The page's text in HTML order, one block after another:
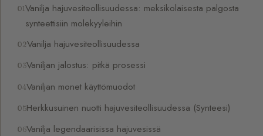
Vanilja hajuvesiteollisuudessa: meksikolaisesta palgosta
synteettisiin molekyyleihin
Vanilja hajuvesiteollisuudessa
Vaniljan jalostus: pitkä prosessi
Vaniljan monet käyttömuodot
Herkkusuinen nuotti hajuvesiteollisuudessa (Synteesi)
Vanilja legendaarisissa hajuvesissä